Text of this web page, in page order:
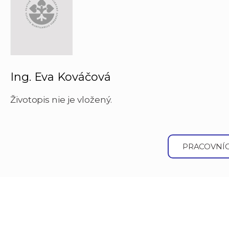
Ing. Eva Kováčová
Životopis nie je vložený.